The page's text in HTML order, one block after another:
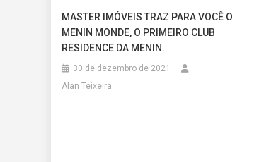
MASTER IMÓVEIS TRAZ PARA VOCÊ O
MENIN MONDE, O PRIMEIRO CLUB
RESIDENCE DA MENIN.
30 de dezembro de 2021
Alan Teixeira